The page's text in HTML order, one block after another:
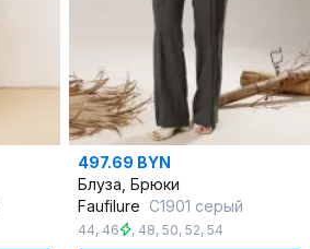
497.69 BYN
Блуза, Брюки
Faufilure C1901 серый
44, 46 , 48, 50, 52, 54